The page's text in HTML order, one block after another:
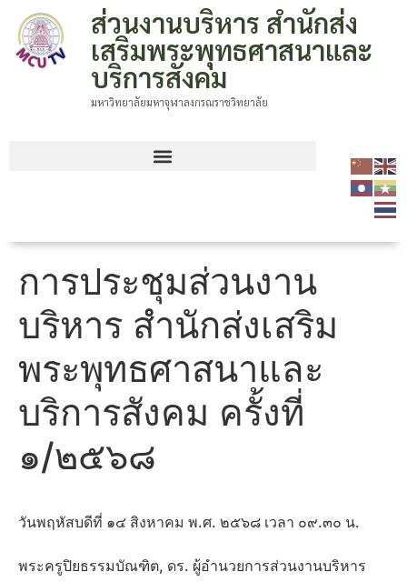
ส่วนงานบริหาร สำนักส่ง
เสริมพระพุทธศาสนาและ
บริการสังคม
มหาวิทยาลัยมหาจุฬาลงกรณราชวิทยาลัย
การประชุมส่วนงาน
บริหาร สำนักส่งเสริม
พระพุทธศาสนาและ
บริการสังคม ครั้งที่
๑/๒๕๖๘
วันพฤหัสบดีที่ ๑๔ สิงหาคม พ.ศ. ๒๕๖๘ เวลา ๐๙.๓๐ น.
พระครูปิยธรรมบัณฑิต, ดร. ผู้อำนวยการส่วนงานบริหาร